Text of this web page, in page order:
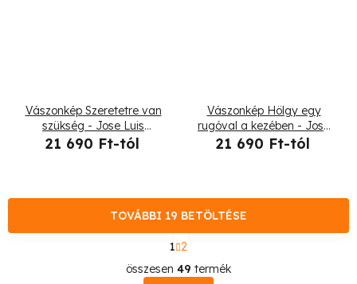
Vászonkép Szeretetre van
szükség - Jose Luis
Guerrero
21 690 Ft-tól
Vászonkép Hölgy egy
rugóval a kezében - Jose
Luis Guerrero
21 690 Ft-tól
L
TOVÁBBI 19 BETÖLTÉSE
L
a
p
o
1 2
összesen 49 termék